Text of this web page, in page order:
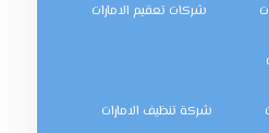
شركات تعقيم الامارات
شركة تنظيف الامارات